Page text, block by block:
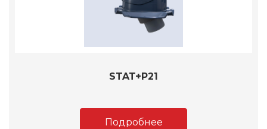
STAT+P21
Подробнее